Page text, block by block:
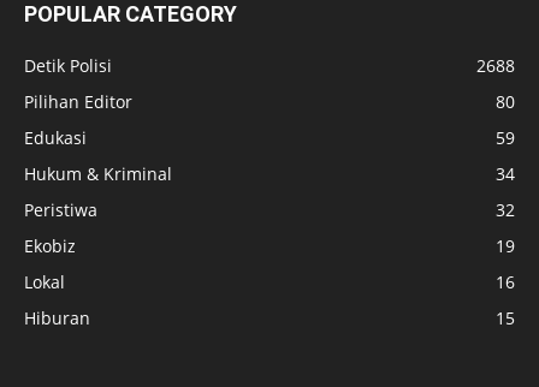
POPULAR CATEGORY
Detik Polisi
2688
Pilihan Editor
80
Edukasi
59
Hukum & Kriminal
34
Peristiwa
32
Ekobiz
19
Lokal
16
Hiburan
15